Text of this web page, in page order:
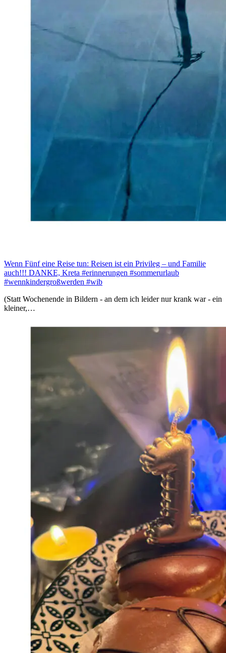
Wenn Fünf eine Reise tun: Reisen ist ein Privileg – und Familie
auch!!! DANKE, Kreta #erinnerungen #sommerurlaub
#wennkindergroßwerden #wib
(Statt Wochenende in Bildern - an dem ich leider nur krank war - ein
kleiner,…